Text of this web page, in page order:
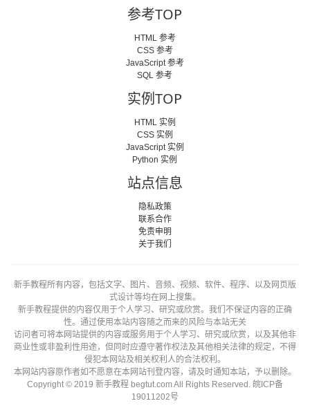
参考TOP
HTML 参考
CSS 参考
JavaScript 参考
SQL 参考
实例TOP
HTML 实例
CSS 实例
JavaScript 实例
Python 实例
站点信息
隐私政策
联系合作
免责申明
关于我们
新手教程所有内容，包括文字、图片、音频、视频、软件、程序、以及网页版
式设计等均在网上搜集。
新手教程提供的内容仅用于个人学习、研究或欣赏。我们不保证内容的正确
性。通过使用本站内容随之而来的风险与本站无关
访问者可将本网站提供的内容或服务用于个人学习、研究或欣赏，以及其他非
商业性或非盈利性用途，但同时应遵守著作权法及其他相关法律的规定，不得
侵犯本网站及相关权利人的合法权利。
本网站内容原作者如不愿意在本网站刊登内容，请及时通知本站，予以删除。
Copyright © 2019 新手教程 begtut.com All Rights Reserved. 皖ICP备
19011202号